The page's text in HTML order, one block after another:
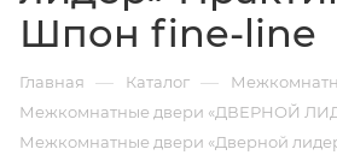
Шпон fine-line
Главная — Каталог —
Межкомнатные двери «ДВЕРНОЙ
Межкомнатные двери «Дверной